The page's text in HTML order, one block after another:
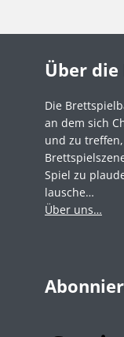
Über
Die
an dem sich
und zu
Spiel zu
lausche…
Über uns…